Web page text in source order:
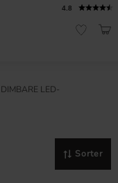
4.8
DIMBARE LED-
Sorter
|